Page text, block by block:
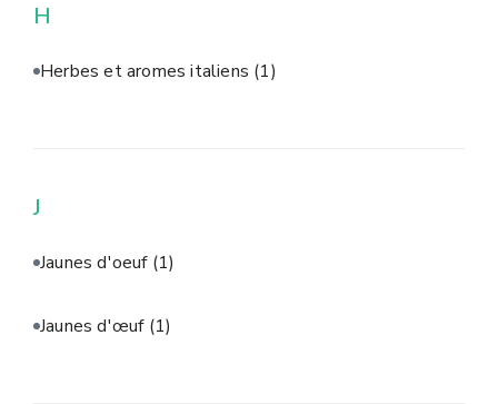
H
Herbes et aromes italiens (1)
J
Jaunes d'oeuf (1)
Jaunes d'œuf (1)